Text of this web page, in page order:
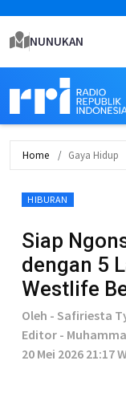
NUNUKAN
Home Gaya Hidup
HIBURAN
Siap
dengan 5
Westlife
Oleh - Safiriesta
Editor -
20 Mei 2026 21:17